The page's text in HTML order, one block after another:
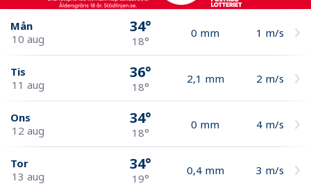
Mån
10 aug
34°
18°
0 mm 1 m/s
Tis
11 aug
36°
18°
2,1 mm 2 m/s
Ons
12 aug
34°
18°
0 mm 4 m/s
Tor
13 aug
34°
19°
0,4 mm 3 m/s